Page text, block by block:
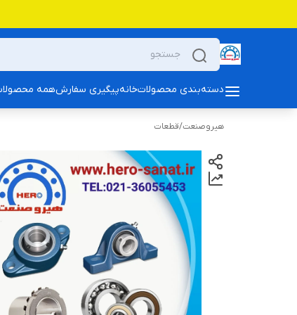
دسته‌بندی محصولاتخانهپیگیری سفارشهمه
هیروصنعت/قطعات